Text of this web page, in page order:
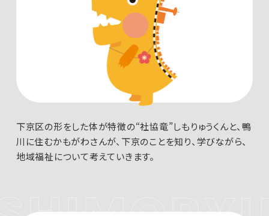
下京区の形をした体が特徴の“社協竜”しもりゅうくんと、 鴨
川に住むかもがわさんが、下京のことを知り、学びながら、
地域福祉について考えていきます。